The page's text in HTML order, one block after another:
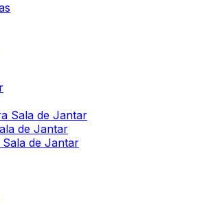
Sala de Jantar
de Jantar
de Jantar